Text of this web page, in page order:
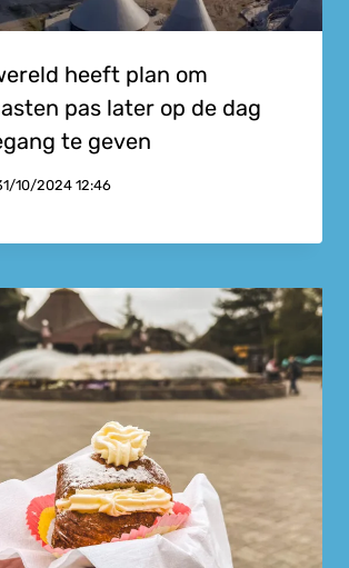
heeft plan om
pas later op de dag
te geven
10/2024 12:46